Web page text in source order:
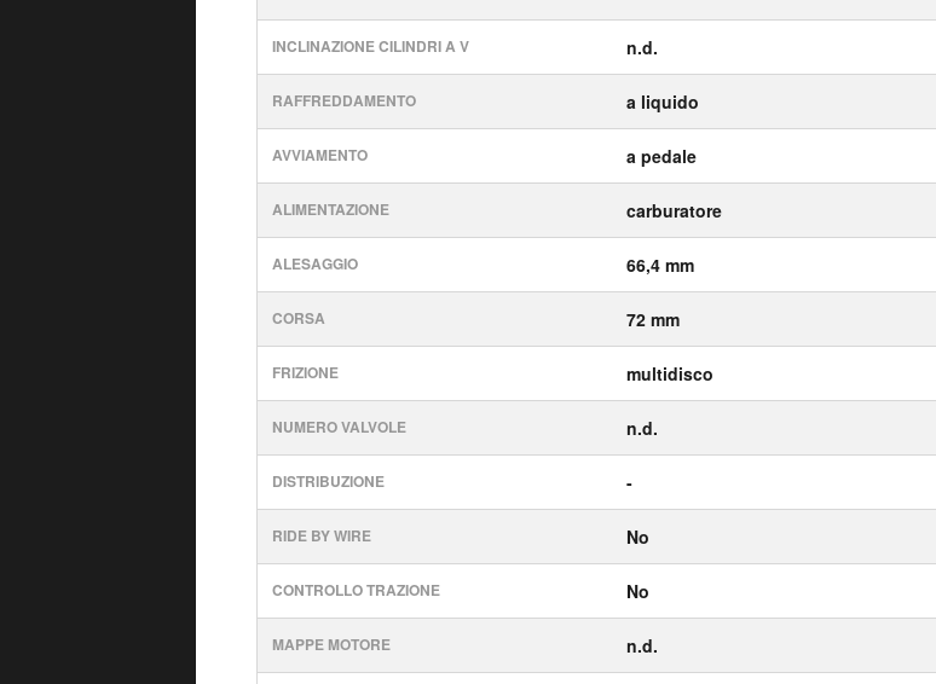
INCLINAZIONE CILINDRI A V n.d.
RAFFREDDAMENTO a liquido
AVVIAMENTO a pedale
ALIMENTAZIONE carburatore
ALESAGGIO 66,4 mm
CORSA 72 mm
FRIZIONE multidisco
NUMERO VALVOLE n.d.
DISTRIBUZIONE -
RIDE BY WIRE No
CONTROLLO TRAZIONE No
MAPPE MOTORE n.d.